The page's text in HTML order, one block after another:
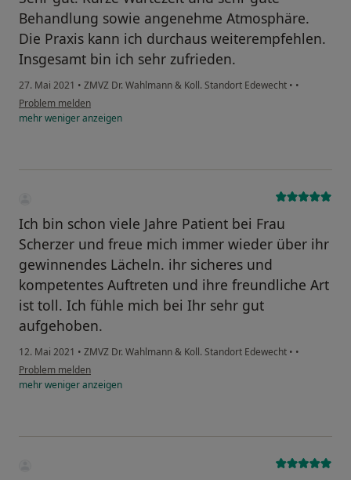
Behandlung sowie angenehme Atmosphäre.
Die Praxis kann ich durchaus weiterempfehlen.
Insgesamt bin ich sehr zufrieden.
27. Mai 2021 • ZMVZ Dr. Wahlmann & Koll. Standort Edewecht • •
Problem melden
mehrwenigeranzeigen
Ich bin schon viele Jahre Patient bei Frau
Scherzer und freue mich immer wieder über ihr
gewinnendes Lächeln. ihr sicheres und
kompetentes Auftreten und ihre freundliche Art
ist toll. Ich fühle mich bei Ihr sehr gut
aufgehoben.
12. Mai 2021 • ZMVZ Dr. Wahlmann & Koll. Standort Edewecht • •
Problem melden
mehrwenigeranzeigen